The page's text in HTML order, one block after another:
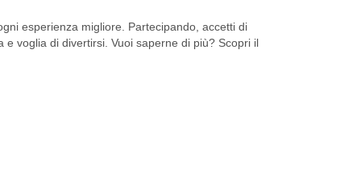
esperienza migliore. Partecipando, accetti di
voglia di divertirsi. Vuoi saperne di più? Scopri il